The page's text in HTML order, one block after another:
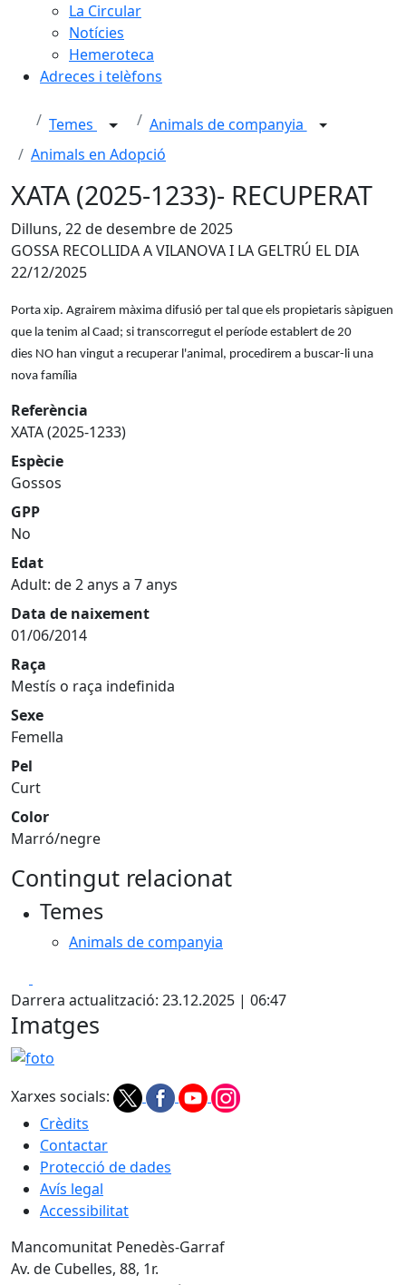
La Circular
Notícies
Hemeroteca
Adreces i telèfons
Temes
Animals de companyia
Animals en Adopció
XATA (2025-1233)- RECUPERAT
Dilluns, 22 de desembre de 2025
GOSSA RECOLLIDA A VILANOVA I LA GELTRÚ EL DIA
22/12/2025
Porta xip. Agrairem màxima difusió per tal que els propietaris sàpiguen
que la tenim al Caad; si transcorregut el període establert de 20
dies NO han vingut a recuperar l'animal, procedirem a buscar-li una
nova família
Referència
XATA (2025-1233)
Espècie
Gossos
GPP
No
Edat
Adult: de 2 anys a 7 anys
Data de naixement
01/06/2014
Raça
Mestís o raça indefinida
Sexe
Femella
Pel
Curt
Color
Marró/negre
Contingut relacionat
Temes
Animals de companyia
Darrera actualització: 23.12.2025 | 06:47
Imatges
foto
Xarxes socials:
Crèdits
Contactar
Protecció de dades
Avís legal
Accessibilitat
Mancomunitat Penedès-Garraf
Av. de Cubelles, 88, 1r.